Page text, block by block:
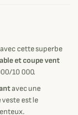
cette superbe
et coupe vent
10 000.
avec une
est le